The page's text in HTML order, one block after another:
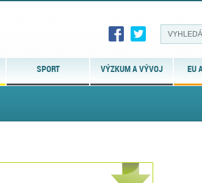
SPORT VÝZKUM A VÝVOJ EU